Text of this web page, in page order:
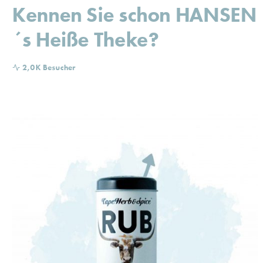
Kennen Sie schon HANSEN
´s Heiße Theke?
2,0K Besucher